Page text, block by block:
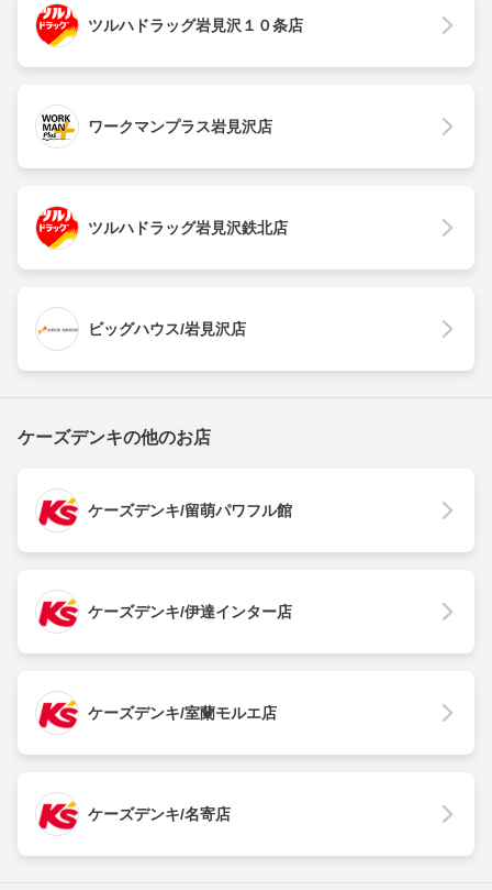
ツルハドラッグ岩見沢１０条店
ワークマンプラス岩見沢店
ツルハドラッグ岩見沢鉄北店
ビッグハウス/岩見沢店
ケーズデンキの他のお店
ケーズデンキ/留萌パワフル館
ケーズデンキ/伊達インター店
ケーズデンキ/室蘭モルエ店
ケーズデンキ/名寄店